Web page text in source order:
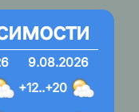
9.08.2026
+12..+20